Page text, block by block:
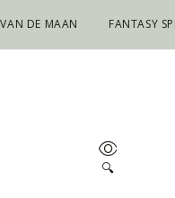
DE MAAN FANTASY
🔍